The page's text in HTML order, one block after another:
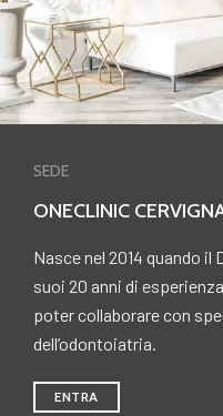
SEDE
ONECLINIC
Nasce nel 2014 quando il
suoi 20 anni di
poter collaborare con
dell’odontoiatria.
ENTRA